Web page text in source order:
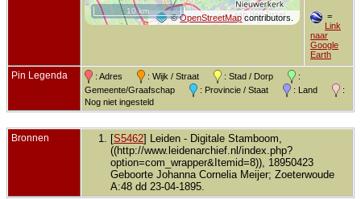
©OpenStreetMapcontributors.
10 km
=
Link
naar
Google
Earth
Pin Legenda : Adres : Wijk / Straat : Stad / Dorp
:
Gemeente/Graafschap
: Provincie / Staat : Land
:
Nog niet ingesteld
Bronnen [S5462] Leiden - Digitale Stamboom,
((http://www.leidenarchief.nl/index.php?
option=com_wrapper&Itemid=8)), 18950423
Geboorte Johanna Cornelia Meijer; Zoeterwoude
A:48 dd 23-04-1895.